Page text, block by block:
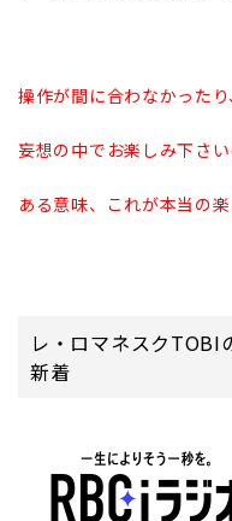
操作が間に合わなかった
妄想の中でお楽しみ下さ
ある意味、これが本当の
レ・ロマネスク
新着